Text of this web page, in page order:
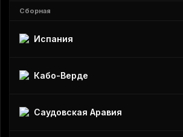
Сборная
Испания
Кабо-Верде
Саудовская Аравия